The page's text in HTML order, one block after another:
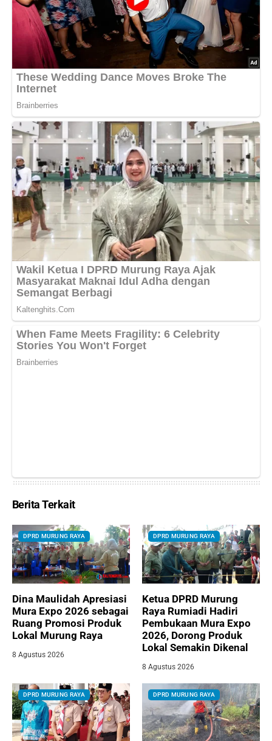
Berita Terkait
DPRD MURUNG RAYA
Dina Maulidah Apresiasi
Mura Expo 2026 sebagai
Ruang Promosi Produk
Lokal Murung Raya
8 Agustus 2026
DPRD MURUNG RAYA
Ketua DPRD Murung
Raya Rumiadi Hadiri
Pembukaan Mura Expo
2026, Dorong Produk
Lokal Semakin Dikenal
8 Agustus 2026
DPRD MURUNG RAYA DPRD MURUNG RAYA